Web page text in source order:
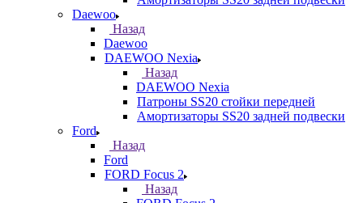
Daewoo
Назад
Daewoo
DAEWOO Nexia
Назад
DAEWOO Nexia
Патроны SS20 стойки передней
Амортизаторы SS20 задней подвески
Ford
Назад
Ford
FORD Focus 2
Назад